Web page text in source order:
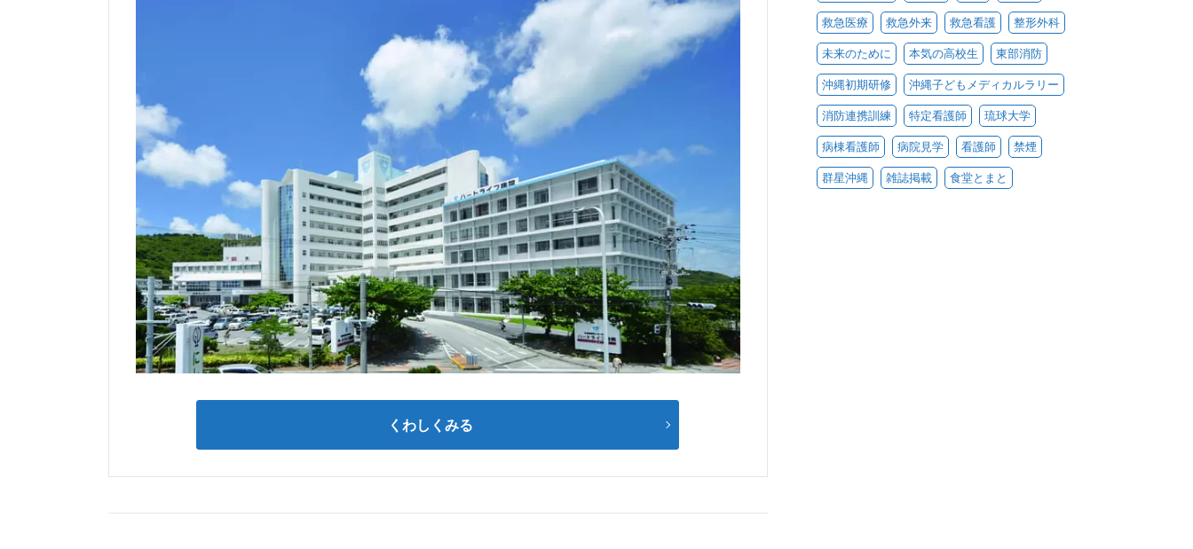
くわしくみる
救急医療 救急外来 救急看護 整形外科
未来のために 本気の高校生 東部消防
沖縄初期研修 沖縄子どもメディカルラリー
消防連携訓練 特定看護師 琉球大学
病棟看護師 病院見学 看護師 禁煙
群星沖縄 雑誌掲載 食堂とまと